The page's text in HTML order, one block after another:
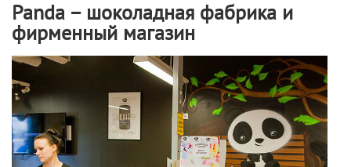
Panda – шоколадная фабрика и
фирменный магазин